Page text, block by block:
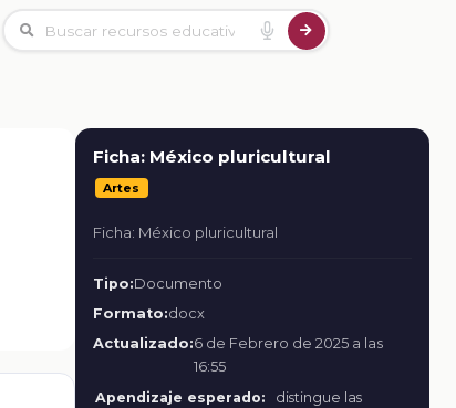
Ficha: México pluricultural
Artes
Ficha: México pluricultural
Tipo:Documento
Formato:docx
Actualizado:6 de Febrero de 2025 a las
16:55
Apendizaje esperado:
distingue las